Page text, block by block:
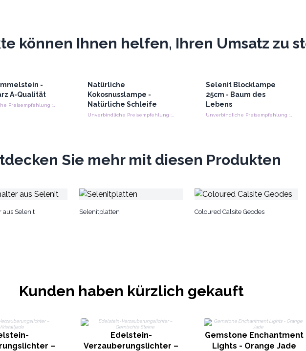
können Ihnen helfen, Ihren Umsatz zu
-
A-Qualität
Natürliche
Kokosnusslampe -
Natürliche Schleife
Unverbindliche Preisempfehlung : €20.40/Lampe
Selenit Blocklampe
25cm - Baum des
Lebens
Sie mehr mit diesen Produkten
aus Selenit Selenitplatten
Coloured Calsite Geodes
Kunden haben kürzlich gekauft
–
Edelstein-
Verzauberungslichter –
Gemstone Enchantment
Lights - Orange Jade